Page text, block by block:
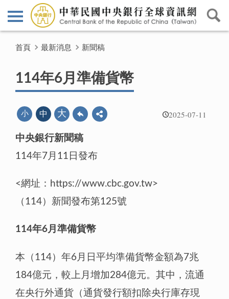
首頁 最新消息 新聞稿
114年6月準備貨幣
2025-07-11
小 中 大
中央銀行新聞稿
114年7月11日發布
<網址：https://www.cbc.gov.tw>
（114）新聞發布第125號
114年6月準備貨幣
本（114）年6月日平均準備貨幣金額為7兆
184億元，較上月增加284億元。其中，流通
在央行外通貨（通貨發行額扣除央行庫存現